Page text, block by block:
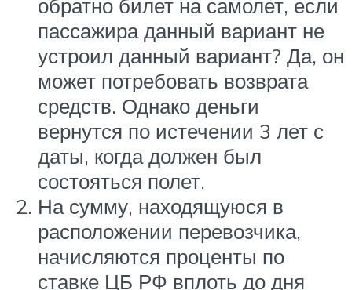
обратно билет на самолет, если
пассажира данный вариант не
устроил данный вариант? Да, он
может потребовать возврата
средств. Однако деньги
вернутся по истечении 3 лет с
даты, когда должен был
состояться полет.
На сумму, находящуюся в
расположении перевозчика,
начисляются проценты по
ставке ЦБ РФ вплоть до дня